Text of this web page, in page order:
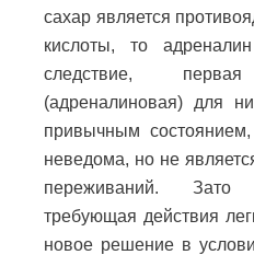
сахар является
кислоты, то
следствие,
(адреналиновая) для
привычным
неведома, но не
переживаний. Зато
требующая действия
новое решение в